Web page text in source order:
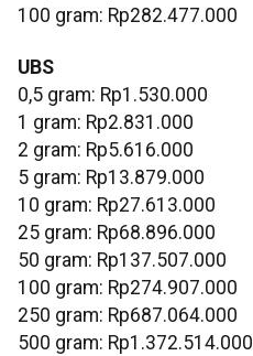
‎100 gram: Rp282.477.000
UBS
0,5 gram: Rp1.530.000
‎1 gram: Rp2.831.000
‎2 gram: Rp5.616.000
‎5 gram: Rp13.879.000
10 gram: Rp27.613.000
‎25 gram: Rp68.896.000
‎50 gram: Rp137.507.000
‎100 gram: Rp274.907.000
250 gram: Rp687.064.000
‎500 gram: Rp1.372.514.000